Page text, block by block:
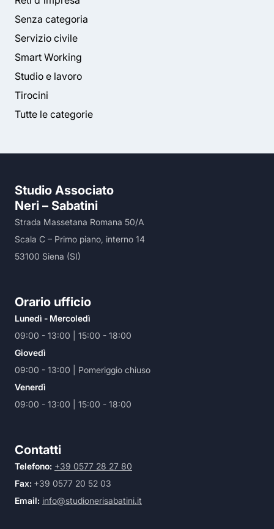
Senza categoria
Servizio civile
Smart Working
Studio e lavoro
Tirocini
Tutte le categorie
Studio Associato
Neri – Sabatini
Strada Massetana Romana 50/A
Scala C – Primo piano, interno 14
53100 Siena (SI)
Orario ufficio
Lunedì - Mercoledì
09:00 - 13:00 | 15:00 - 18:00
Giovedì
09:00 - 13:00 | Pomeriggio chiuso
Venerdì
09:00 - 13:00 | 15:00 - 18:00
Contatti
Telefono: +39 0577 28 27 80
Fax: +39 0577 20 52 03
Email: info@studionerisabatini.it